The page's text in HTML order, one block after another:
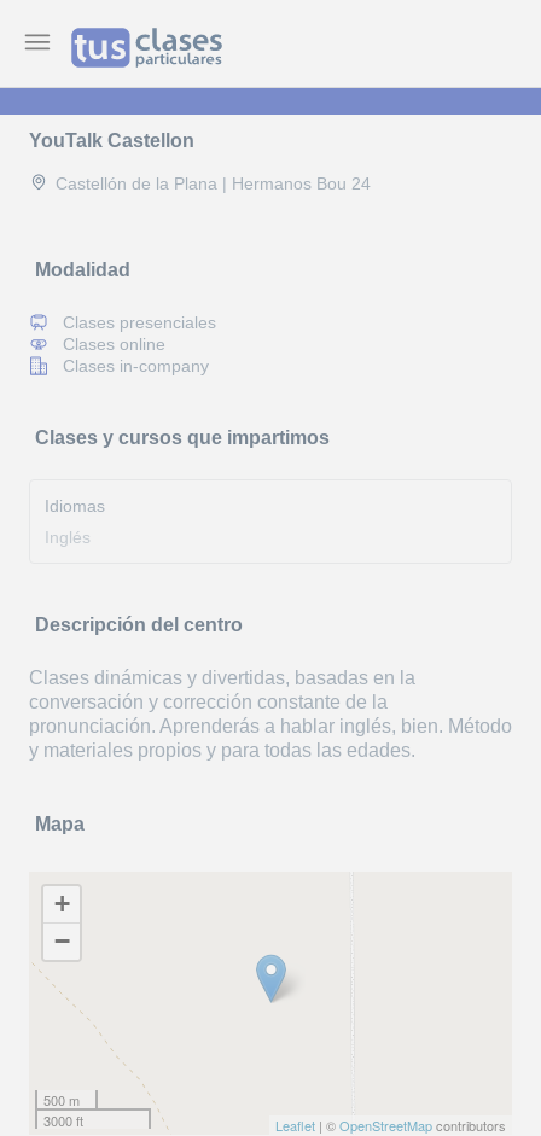
YouTalk Castellon
Castellón de la Plana | Hermanos Bou 24
Modalidad
Clases presenciales
Clases online
Clases in-company
Clases y cursos que impartimos
Idiomas
Inglés
Descripción del centro
Clases dinámicas y divertidas, basadas en la
conversación y corrección constante de la
pronunciación. Aprenderás a hablar inglés, bien. Método
y materiales propios y para todas las edades.
Mapa
+
−
500 m
3000 ft
Leaflet | ©OpenStreetMapcontributors